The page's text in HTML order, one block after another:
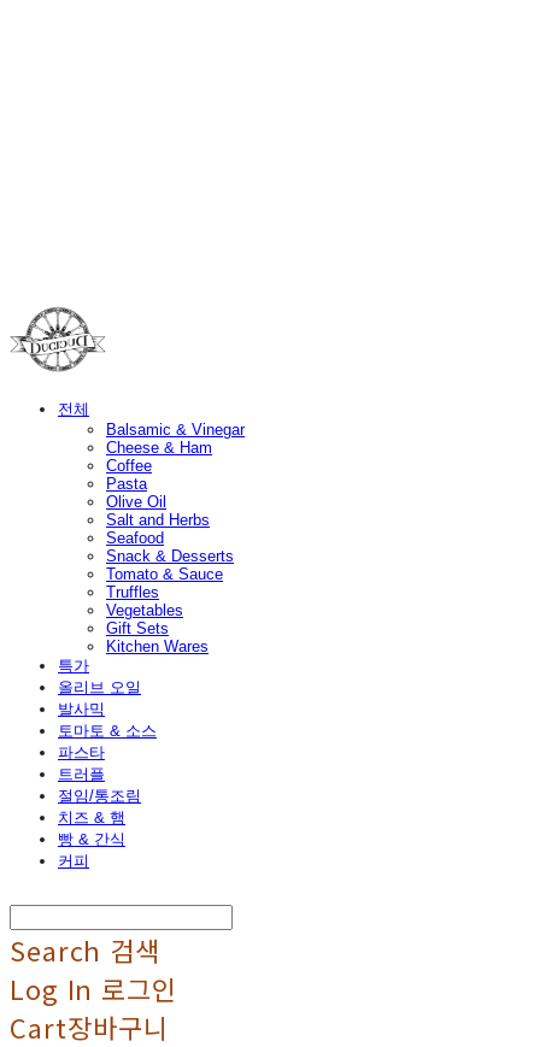
전체
Balsamic & Vinegar
Cheese & Ham
Coffee
Pasta
Olive Oil
Salt and Herbs
Seafood
Snack & Desserts
Tomato & Sauce
Truffles
Vegetables
Gift Sets
Kitchen Wares
특가
올리브 오일
발사믹
토마토 & 소스
파스타
트러플
절임/통조림
치즈 & 햄
빵 & 간식
커피
Search 검색
Log In 로그인
Cart장바구니